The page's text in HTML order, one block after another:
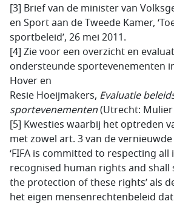
[3] Brief van de minister van
en Sport aan de Tweede Kamer,
sportbeleid’, 26 mei 2011.
[4] Zie voor een overzicht en
ondersteunde sportevenementen
Hover en
Resie Hoeijmakers, Evaluatie
sportevenementen(Utrecht:
[5] Kwesties waarbij het optreden
met zowel art. 3 van de
‘FIFA is committed to respecting
recognised human rights and
the protection of these rights’ als
het eigen mensenrechtenbeleid